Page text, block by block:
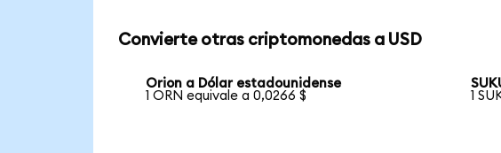
Convierte otras criptomonedas a USD
Orion a Dólar estadounidense
1 ORN equivale a 0,0266 $
1